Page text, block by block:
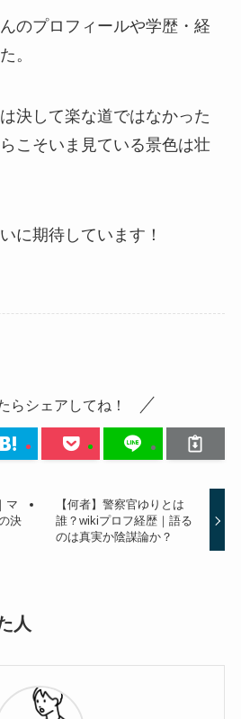
のプロフィールや学歴・経
。
決して楽な道ではなかった
こそいま見ている景色は壮
に期待しています！
らシェアしてね！
マ
決
【何者】警察官ゆりとは
誰？wikiプロフ経歴｜語る
のは真実か陰謀論か？
人